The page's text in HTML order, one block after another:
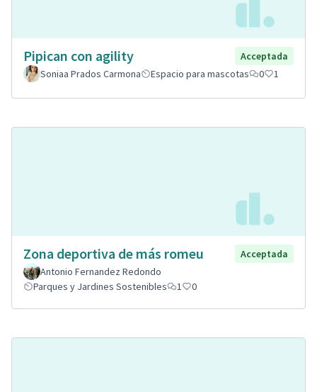
Pipican con agility
Acceptada
Soniaa Prados Carmona
Espacio para mascotas 0 1
Zona deportiva de más romeu
Acceptada
Antonio Fernandez Redondo
Parques y Jardines Sostenibles
1 0